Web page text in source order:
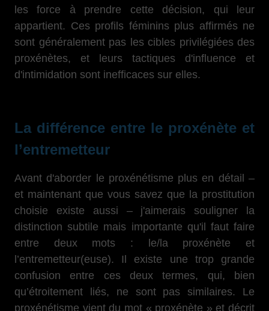
les force à prendre cette décision, qui leur
appartient. Ces profils féminins plus affirmés ne
sont généralement pas les cibles privilégiées des
proxénètes, et leurs tactiques d'influence et
d'intimidation sont inefficaces sur elles.
La différence entre le proxénète et
l’entremetteur
Avant d'aborder le proxénétisme plus en détail –
et maintenant que vous savez que la prostitution
choisie existe aussi – j'aimerais souligner la
distinction subtile mais importante qu'il faut faire
entre deux mots : le/la proxénète et
l’entremetteur(euse). Il existe une trop grande
confusion entre ces deux termes, qui, bien
qu’étroitement liés, ne sont pas similaires. Le
proxénétisme vient du mot « proxénète » et décrit